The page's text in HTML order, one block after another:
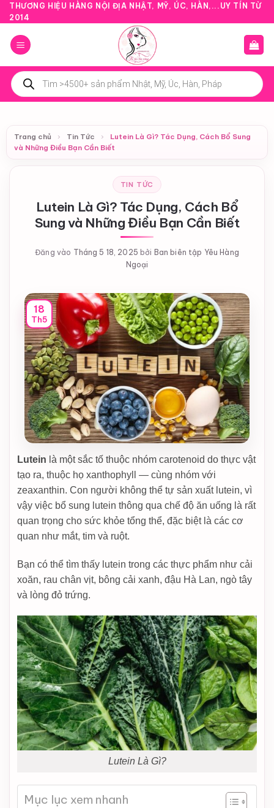
Bỏ
qua
nội
dung
THƯƠNG HIỆU HÀNG NỘI ĐỊA NHẬT, MỸ, ÚC, HÀN,...UY TÍN TỪ
2014
Tìm
kiếm
sản
phẩm
Trang chủ › Tin Tức ›
Lutein Là Gì? Tác Dụng, Cách Bổ Sung
và Những Điều Bạn Cần Biết
TIN TỨC
Lutein Là Gì? Tác Dụng, Cách Bổ
Sung và Những Điều Bạn Cần Biết
Đăng vào Tháng 5 18, 2025 bởi Ban biên tập Yêu Hàng
Ngoại
18
Th5
Lutein là một sắc tố thuộc nhóm carotenoid do thực vật
tạo ra, thuộc họ xanthophyll — cùng nhóm với
zeaxanthin. Con người không thể tự sản xuất lutein, vì
vậy việc bổ sung lutein thông qua chế độ ăn uống là rất
quan trọng cho sức khỏe tổng thể, đặc biệt là các cơ
quan như mắt, tim và ruột.
Bạn có thể tìm thấy lutein trong các thực phẩm như cải
xoăn, rau chân vịt, bông cải xanh, đậu Hà Lan, ngò tây
và lòng đỏ trứng.
Lutein Là Gì?
Mục lục xem nhanh